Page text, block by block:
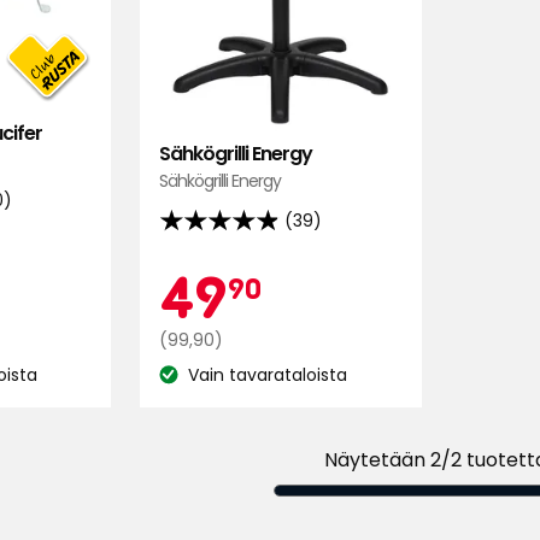
Sähkögrilli Energy
Sähkögrilli Energy
(39)
4.9
5:stä,
39
arvostelun
perusteella
4990
€
Normaali
hinta
99,90
(99,90)
KatsoVain tavarataloista
Näytetään 2/2